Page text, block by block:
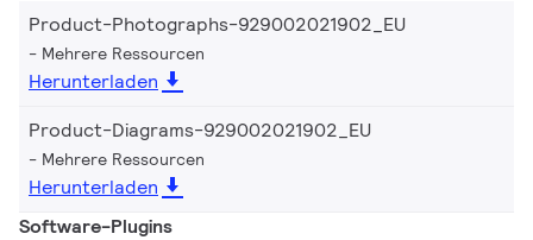
Product-Photographs-929002021902_EU
Mehrere Ressourcen
Herunterladen
Product-Diagrams-929002021902_EU
Mehrere Ressourcen
Herunterladen
Software-Plugins